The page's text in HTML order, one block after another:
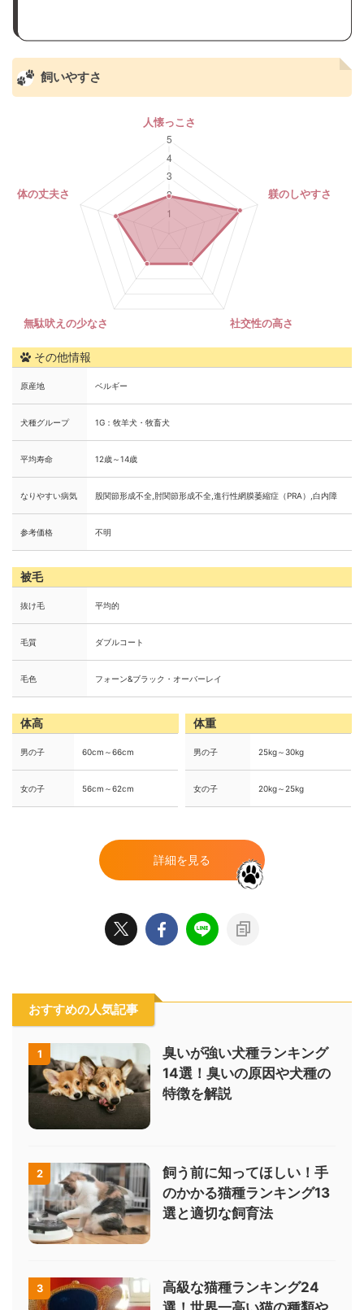
飼いやすさ
その他情報
原産地 ベルギー
犬種グループ 1G：牧羊犬・牧畜犬
平均寿命 12歳～14歳
なりやすい病気 股関節形成不全,肘関節形成不全,進行性網膜萎縮症（PRA）,白内障
参考価格 不明
被毛
抜け毛 平均的
毛質 ダブルコート
毛色 フォーン&ブラック・オーバーレイ
体高
男の子 60cm～66cm
女の子 56cm～62cm
体重
男の子 25kg～30kg
女の子 20kg～25kg
詳細を見る
おすすめの人気記事
1
臭いが強い犬種ランキング
14選！臭いの原因や犬種の
特徴を解説
2
飼う前に知ってほしい！手
のかかる猫種ランキング13
選と適切な飼育法
3
高級な猫種ランキング24